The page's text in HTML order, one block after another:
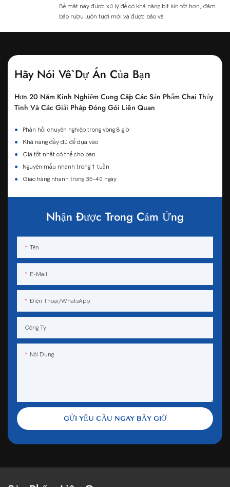
Bề mặt này được xử lý để có khả năng bịt kín tốt hơn, đảm
bảo rượu luôn tươi mới và được bảo vệ.
Hãy Nói Về Dự Án Của Bạn
Hơn 20 Năm Kinh Nghiệm Cung Cấp Các Sản Phẩm Chai Thủy
Tinh Và Các Giải Pháp Đóng Gói Liên Quan
●
Phản hồi chuyên nghiệp trong vòng 8 giờ
●
Khả năng đầy đủ để dựa vào
●
Giá tốt nhất có thể cho bạn
●
Nguyên mẫu nhanh trong 1 tuần
●
Giao hàng nhanh trong 35-40 ngày
Nhận Được Trong Cảm Ứng
Tên
E-Mail
Điện Thoại/WhatsApp
Công Ty
Nội Dung
GỬI YÊU CẦU NGAY BÂY GIỜ